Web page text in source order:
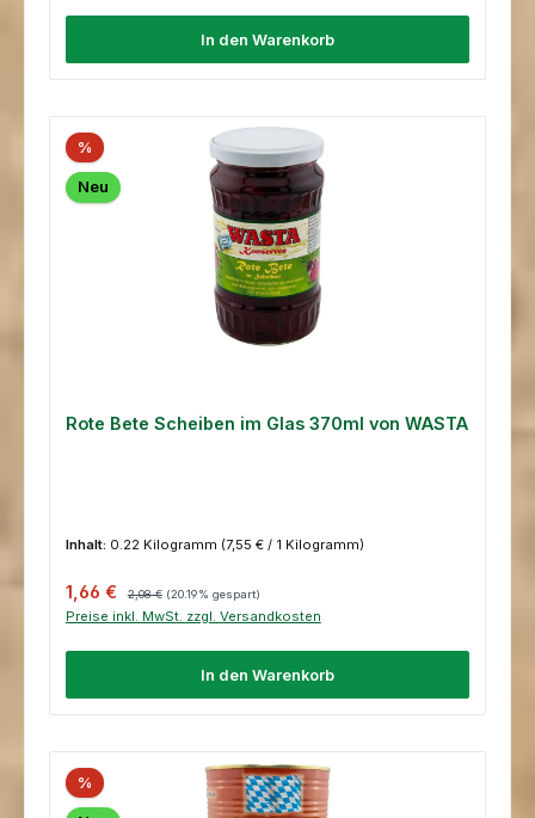
In den Warenkorb
%
Neu
Rote Bete Scheiben im Glas 370ml von WASTA
Inhalt: 0.22 Kilogramm (7,55 € / 1 Kilogramm)
Verkaufspreis:
1,66 € 2,08 € (20.19% gespart)
Preise inkl. MwSt. zzgl. Versandkosten
In den Warenkorb
%